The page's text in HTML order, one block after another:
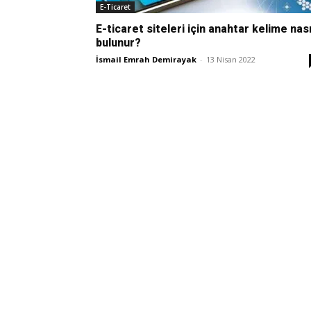
E-Ticaret
E-ticaret siteleri için anahtar kelime
bulunur?
İsmail Emrah Demirayak - 13 Nisan 2022